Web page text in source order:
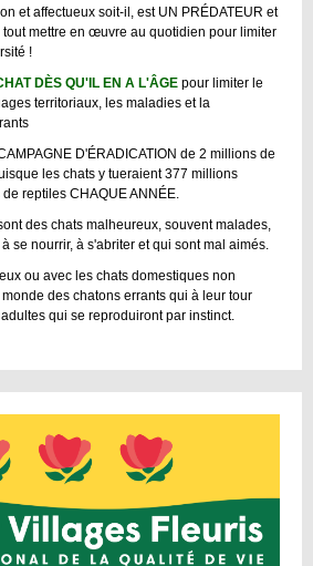
et affectueux soit-il, est UN PRÉDATEUR et
mettre en œuvre au quotidien pour limiter
!
DÈS QU'IL EN A L'ÂGE pour limiter le
territoriaux, les maladies et la
D'ÉRADICATION de 2 millions de
les chats y tueraient 377 millions
reptiles CHAQUE ANNÉE.
des chats malheureux, souvent malades,
se nourrir, à s'abriter et qui sont mal aimés.
ou avec les chats domestiques non
des chatons errants qui à leur tour
qui se reproduiront par instinct.